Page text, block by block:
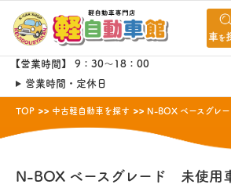
【営業時間】 9：30～18：00
営業時間・定休日
TOP 中古軽自動車を探す N-BOX ベースグ
N-BOX ベースグレード 未使